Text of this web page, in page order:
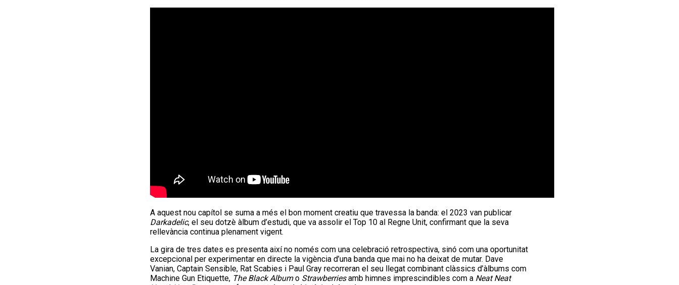
A aquest nou capítol se suma a més el bon moment creatiu que travessa la banda: el 2023 van publicar
Darkadelic, el seu dotzè àlbum d’estudi, que va assolir el Top 10 al Regne Unit, confirmant que la seva
rellevància continua plenament vigent.
La gira de tres dates es presenta així no només com una celebració retrospectiva, sinó com una oportunitat
excepcional per experimentar en directe la vigència d’una banda que mai no ha deixat de mutar. Dave
Vanian, Captain Sensible, Rat Scabies i Paul Gray recorreran el seu llegat combinant clàssics d’àlbums com
Machine Gun Etiquette, The Black Albumo Strawberriesamb himnes imprescindibles com a Neat Neat